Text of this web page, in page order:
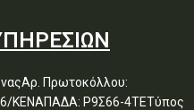
Πρωτοκόλλου:
ΚΕΝΑΠΑΔΑ: Ρ9Σ66-4ΤΕΤύπος